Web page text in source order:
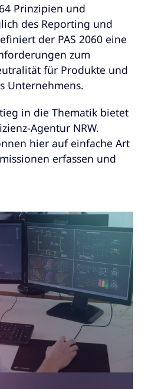
Prinzipien und
des Reporting und
der PAS 2060 eine
zum
für Produkte und
Unternehmens.
in die Thematik bietet
Agentur NRW.
hier auf einfache Art
erfassen und